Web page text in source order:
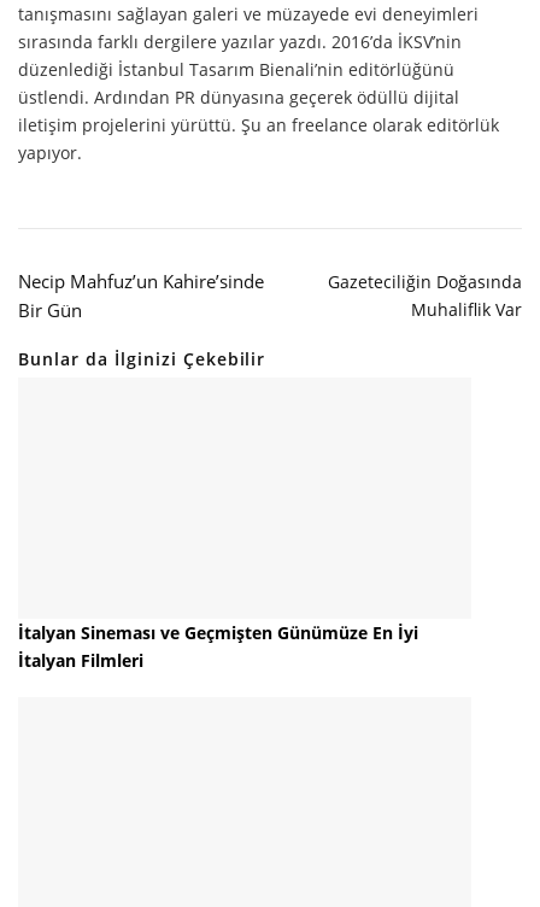
tanışmasını sağlayan galeri ve müzayede evi deneyimleri
sırasında farklı dergilere yazılar yazdı. 2016’da İKSV’nin
düzenlediği İstanbul Tasarım Bienali’nin editörlüğünü
üstlendi. Ardından PR dünyasına geçerek ödüllü dijital
iletişim projelerini yürüttü. Şu an freelance olarak editörlük
yapıyor.
Necip Mahfuz’un Kahire’sinde
Bir Gün
Gazeteciliğin Doğasında
Muhaliflik Var
Bunlar da İlginizi Çekebilir
İtalyan Sineması ve Geçmişten Günümüze En İyi
İtalyan Filmleri